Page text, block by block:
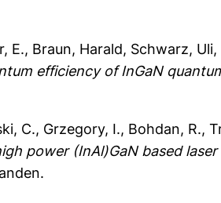
E., Braun, Harald, Schwarz, Uli,
efficiency of InGaN
C., Grzegory, I., Bohdan, R.,
power (InAl)GaN based